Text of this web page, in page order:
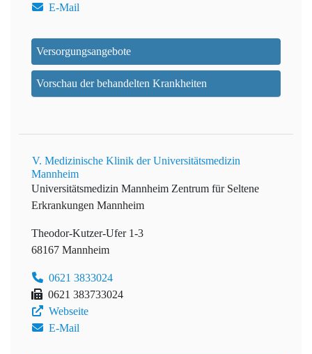
E-Mail
Versorgungsangebote
Vorschau der behandelten Krankheiten
V. Medizinische Klinik der Universitätsmedizin
Mannheim
Universitätsmedizin Mannheim Zentrum für Seltene
Erkrankungen Mannheim
Theodor-Kutzer-Ufer 1-3
68167 Mannheim
0621 3833024
0621 383733024
Webseite
E-Mail